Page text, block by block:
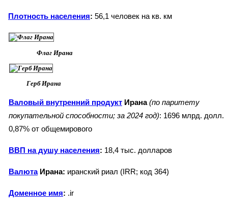
Плотность населения: 56,1 человек на кв. км
Флаг Ирана
Герб Ирана
Валовый внутренний продукт Ирана (по паритету
покупательной способности; за 2024 год): 1696 млрд. долл.
0,87% от общемирового
ВВП на душу населения: 18,4 тыс. долларов
ВалютаИрана: иранский риал (IRR; код 364)
Доменное имя: .ir